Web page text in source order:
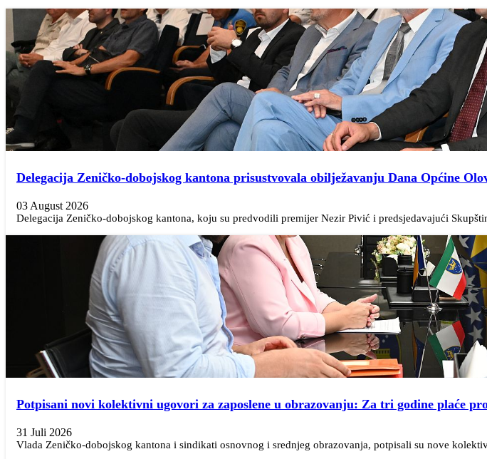
Delegacija Zeničko-dobojskog kantona prisustvovala obilježavanju Dana Općine
03 August 2026
Delegacija Zeničko-dobojskog kantona, koju su predvodili premijer Nezir Pivić i predsjedavajući
Potpisani novi kolektivni ugovori za zaposlene u obrazovanju: Za tri godine plaće
31 Juli 2026
Vlada Zeničko-dobojskog kantona i sindikati osnovnog i srednjeg obrazovanja, potpisali su nove